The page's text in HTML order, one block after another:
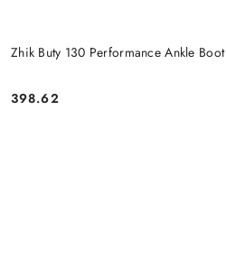
Zhik Buty 130 Performance Ankle Boot
Cena:
398.62